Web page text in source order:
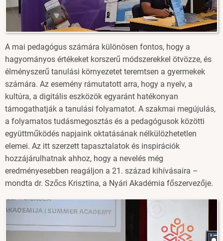
A mai pedagógus számára különösen fontos, hogy a
hagyományos értékeket korszerű módszerekkel ötvözze, és
élményszerű tanulási környezetet teremtsen a gyermekek
számára. Az esemény rámutatott arra, hogy a nyelv, a
kultúra, a digitális eszközök egyaránt hatékonyan
támogathatják a tanulási folyamatot. A szakmai megújulás,
a folyamatos tudásmegosztás és a pedagógusok közötti
együttműködés napjaink oktatásának nélkülözhetetlen
elemei. Az itt szerzett tapasztalatok és inspirációk
hozzájárulhatnak ahhoz, hogy a nevelés még
eredményesebben reagáljon a 21. század kihívásaira –
mondta dr. Szőcs Krisztina, a Nyári Akadémia főszervezője.